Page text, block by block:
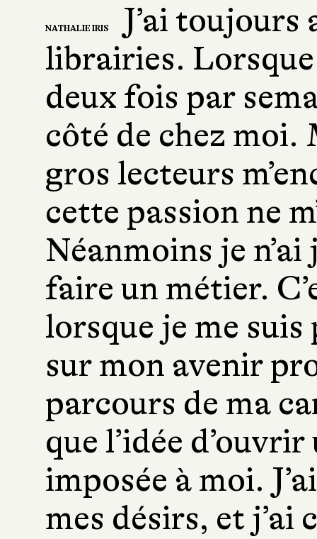
NATHALIE IRIS
J’ai toujours
librairies. Lorsque
deux fois par
côté de chez moi.
gros lecteurs
cette passion ne
Néanmoins je n’ai
faire un métier.
lorsque je me suis
sur mon avenir
parcours de ma
que l’idée
imposée à moi.
mes désirs, et j’ai